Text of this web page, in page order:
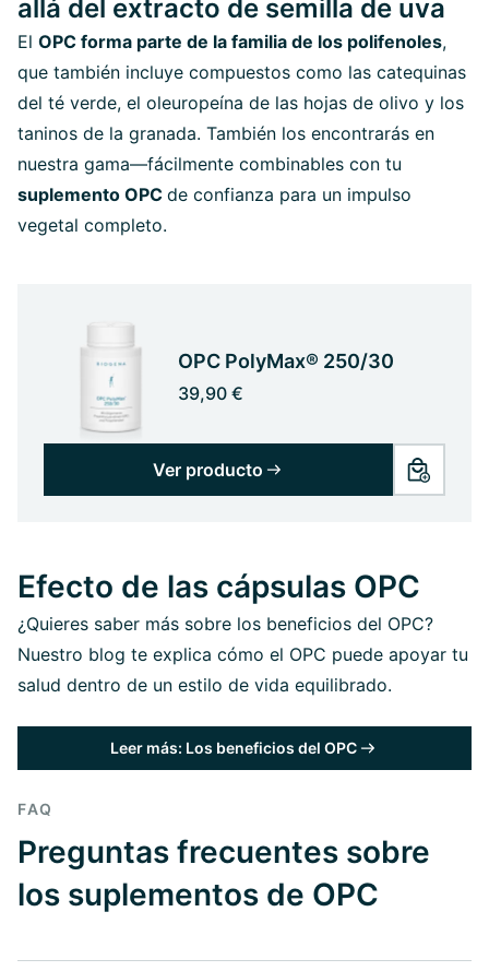
allá del extracto de semilla de uva
El OPC forma parte de la familia de los polifenoles,
que también incluye compuestos como las catequinas
del té verde, el oleuropeína de las hojas de olivo y los
taninos de la granada. También los encontrarás en
nuestra gama—fácilmente combinables con tu
suplemento OPC de confianza para un impulso
vegetal completo.
OPC PolyMax® 250/30
39,90 €
Ver producto
Efecto de las cápsulas OPC
¿Quieres saber más sobre los beneficios del OPC?
Nuestro blog te explica cómo el OPC puede apoyar tu
salud dentro de un estilo de vida equilibrado.
Leer más: Los beneficios del OPC
FAQ
Preguntas frecuentes sobre
los suplementos de OPC